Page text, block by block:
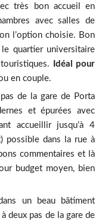
très bon accueil en
avec salles de
l’option choisie. Bon
quartier universitaire
Idéal pour
en couple.
de la gare de Porta
et épurées avec
accueillir jusqu’à 4
possible dans la rue à
commentaires et là
budget moyen, bien
un beau bâtiment
deux pas de la gare de